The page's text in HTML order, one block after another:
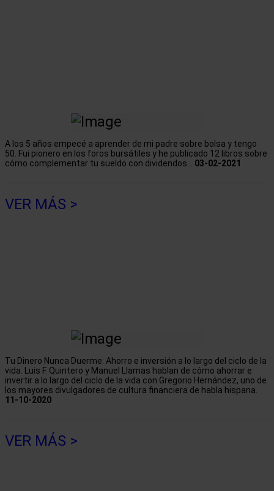
A los 5 años empecé a aprender de mi padre sobre bolsa y tengo
50. Fui pionero en los foros bursátiles y he publicado 12 libros sobre
cómo complementar tu sueldo con dividendos... 03-02-2021
VER MÁS >
Tu Dinero Nunca Duerme: Ahorro e inversión a lo largo del ciclo de la
vida. Luis F. Quintero y Manuel Llamas hablan de cómo ahorrar e
invertir a lo largo del ciclo de la vida con Gregorio Hernández, uno de
los mayores divulgadores de cultura financiera de habla hispana.
11-10-2020
VER MÁS >